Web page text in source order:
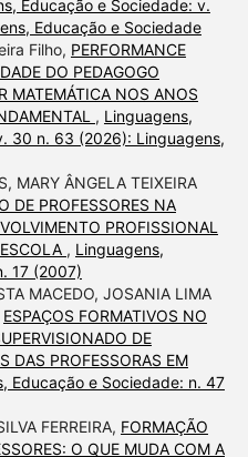
Educação e Sociedade: v.
Educação e Sociedade
Filho, PERFORMANCE
DO PEDAGOGO
MATEMÁTICA NOS ANOS
, Linguagens,
30 n. 63 (2026): Linguagens,
MARY ÂNGELA TEIXEIRA
DE PROFESSORES NA
PROFISSIONAL
, Linguagens,
17 (2007)
MACEDO, JOSANIA LIMA
ESPAÇOS FORMATIVOS NO
DE
DAS PROFESSORAS EM
Educação e Sociedade: n. 47
FERREIRA, FORMAÇÃO
O QUE MUDA COM A